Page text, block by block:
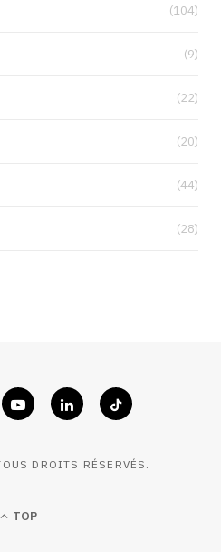
(104)
(9)
(22)
(20)
(44)
(28)
DROITS RÉSERVÉS.
TOP